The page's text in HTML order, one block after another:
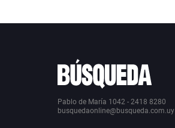
Pablo de María 1042 - 2418 8280
busquedaonline@busqueda.com.uy